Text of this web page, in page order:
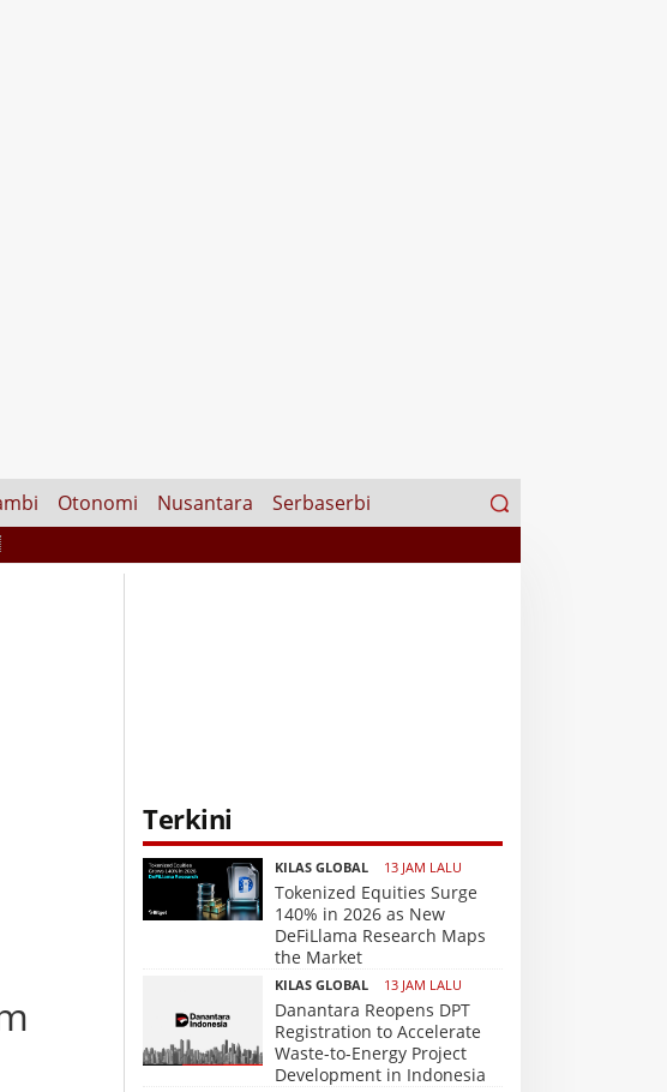
Otonomi Nusantara Serbaserbi
Search
for:
Terkini
KILAS GLOBAL 13 JAM LALU
Tokenized Equities Surge
140% in 2026 as New
DeFiLlama Research Maps
the Market
KILAS GLOBAL 13 JAM LALU
Danantara Reopens DPT
Registration to Accelerate
Waste-to-Energy Project
Development in Indonesia